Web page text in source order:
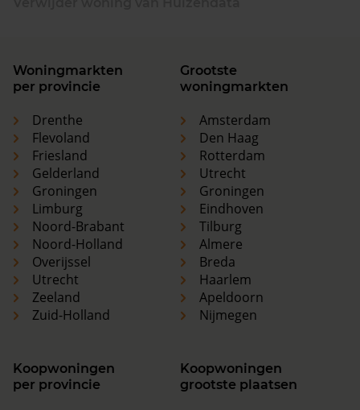
Woningmarkten
per provincie
Drenthe
Flevoland
Friesland
Gelderland
Groningen
Limburg
Noord-Brabant
Noord-Holland
Overijssel
Utrecht
Zeeland
Zuid-Holland
Grootste
woningmarkten
Amsterdam
Den Haag
Rotterdam
Utrecht
Groningen
Eindhoven
Tilburg
Almere
Breda
Haarlem
Apeldoorn
Nijmegen
Koopwoningen
per provincie
Koopwoningen
grootste plaatsen